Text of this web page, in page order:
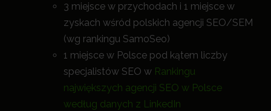
3 miejsce w przychodach i 1 miejsce w
zyskach wśród polskich agencji SEO/SEM
(wg rankingu SamoSeo)
1 miejsce w Polsce pod kątem liczby
specjalistów SEO w Rankingu
największych agencji SEO w Polsce
według danych z LinkedIn